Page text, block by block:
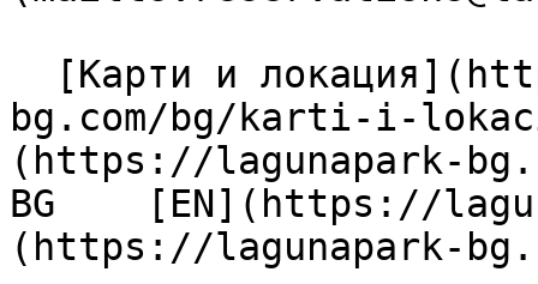
bg.com/bg/karti-i-
(https://lagunapark-
BG    [EN](https://
(https://lagunapark-